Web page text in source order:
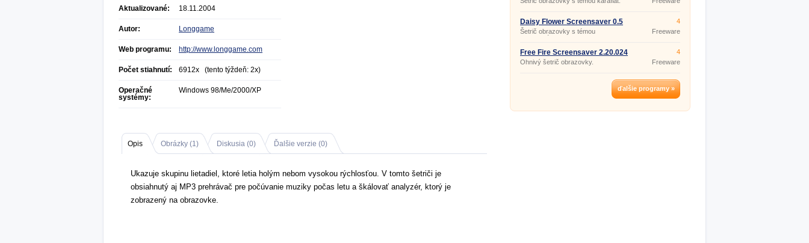
Aktualizované: 18.11.2004
Autor: Longgame
Web programu: http://www.longgame.com
Počet stiahnutí: 6912x (tento týždeň: 2x)
Operačné
systémy:
Windows 98/Me/2000/XP
Opis Obrázky (1) Diskusia (0) Ďalšie verzie (0)
Ukazuje skupinu lietadiel, ktoré letia holým nebom vysokou rýchlosťou. V tomto šetriči je
obsiahnutý aj MP3 prehrávač pre počúvanie muziky počas letu a škálovať analyzér, ktorý je
zobrazený na obrazovke.
Daisy Flower Screensaver 0.5
Šetrič obrazovky s témou
sedmokráska.
4
Freeware
Free Fire Screensaver 2.20.024
Ohnivý šetrič obrazovky.
4
Freeware
ďalšie programy »